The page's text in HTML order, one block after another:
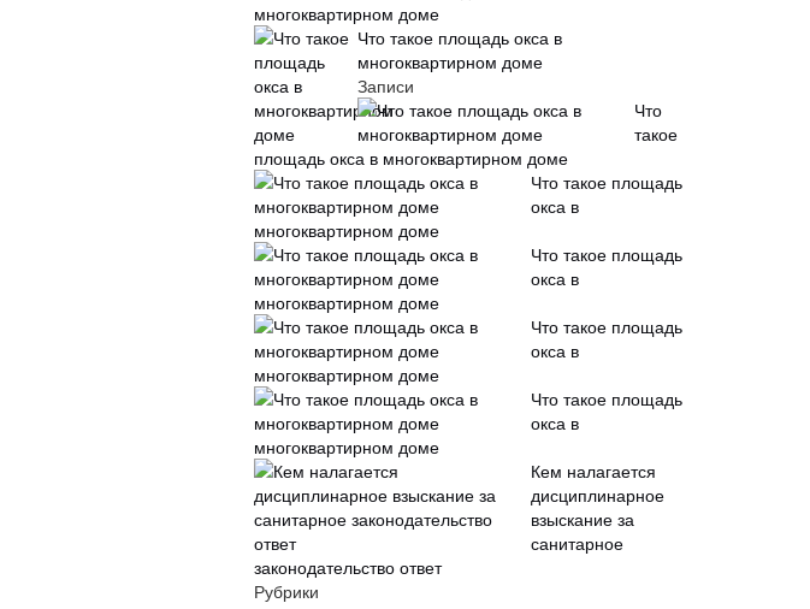
многоквартирном доме
Что такое площадь окса в
многоквартирном доме
Записи
Что
такое
площадь окса в многоквартирном доме
Что такое площадь
окса в
многоквартирном доме
Что такое площадь
окса в
многоквартирном доме
Что такое площадь
окса в
многоквартирном доме
Что такое площадь
окса в
многоквартирном доме
Кем налагается
дисциплинарное
взыскание за
санитарное
законодательство ответ
Рубрики